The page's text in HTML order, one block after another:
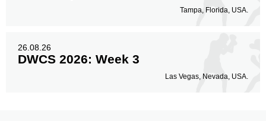
Tampa, Florida, USA.
26.08.26
DWCS 2026: Week 3
Las Vegas, Nevada, USA.